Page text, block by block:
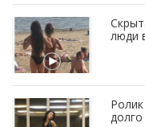
люди
долго